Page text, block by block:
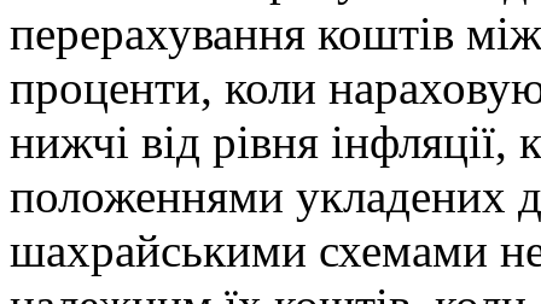
перерахування коштів
проценти, коли
нижчі від рівня інфляції,
положеннями укладених
шахрайськими схемами